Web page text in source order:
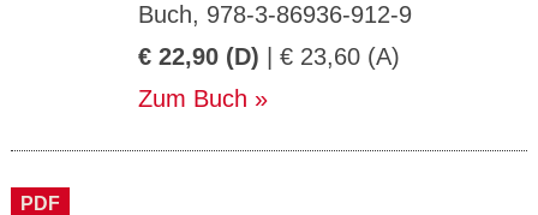
Buch, 978-3-86936-912-9
€ 22,90 (D) | € 23,60 (A)
Zum Buch
PDF